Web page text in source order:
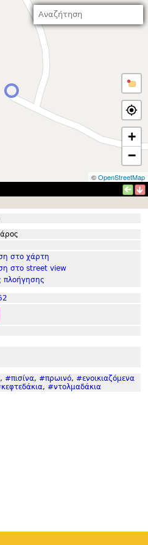
+
−
©OpenStreetMap
στο χάρτη
στο street view
πλοήγησης
#πισίνα, #πρωινό, #ενοικιαζόμενα
, #ντολμαδάκια